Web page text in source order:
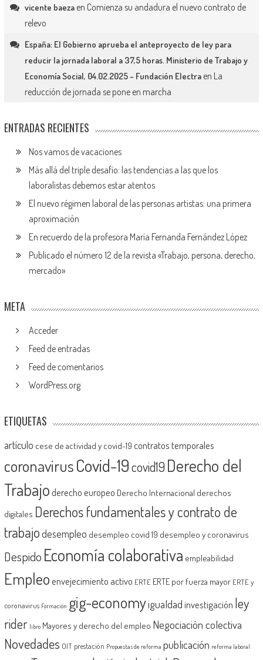
vicente baezaen Comienza su andadura el nuevo contrato de
relevo
España: El Gobierno aprueba el anteproyecto de ley para
reducir la jornada laboral a 37,5 horas. Ministerio de Trabajo y
Economía Social, 04.02.2025 – Fundación Electraen La
reducción de jornada se pone en marcha
ENTRADAS RECIENTES
Nos vamos de vacaciones
Más allá del triple desafío: las tendencias a las que los
laboralistas debemos estar atentos
El nuevo régimen laboral de las personas artistas: una primera
aproximación
En recuerdo de la profesora María Fernanda Fernández López
Publicado el número 12 de la revista «Trabajo, persona, derecho,
mercado»
META
Acceder
Feed de entradas
Feed de comentarios
WordPress.org
ETIQUETAS
artículo cese de actividad y covid-19 contratos temporales
coronavirusCovid-19covid19 Derecho del
Trabajoderecho europeo Derecho Internacional derechos
digitales Derechos fundamentales y contrato de
trabajodesempleo desempleo covid 19 desempleo y coronavirus
Despido Economía colaborativa empleabilidad
Empleoenvejecimiento activo ERTE ERTE por fuerza mayor ERTE y
coronavirus Formación gig-economyigualdadinvestigación ley
rider libro Mayores y derecho del empleo Negociación colectiva
Novedades OIT prestación Propuestas de reforma publicación reforma laboral